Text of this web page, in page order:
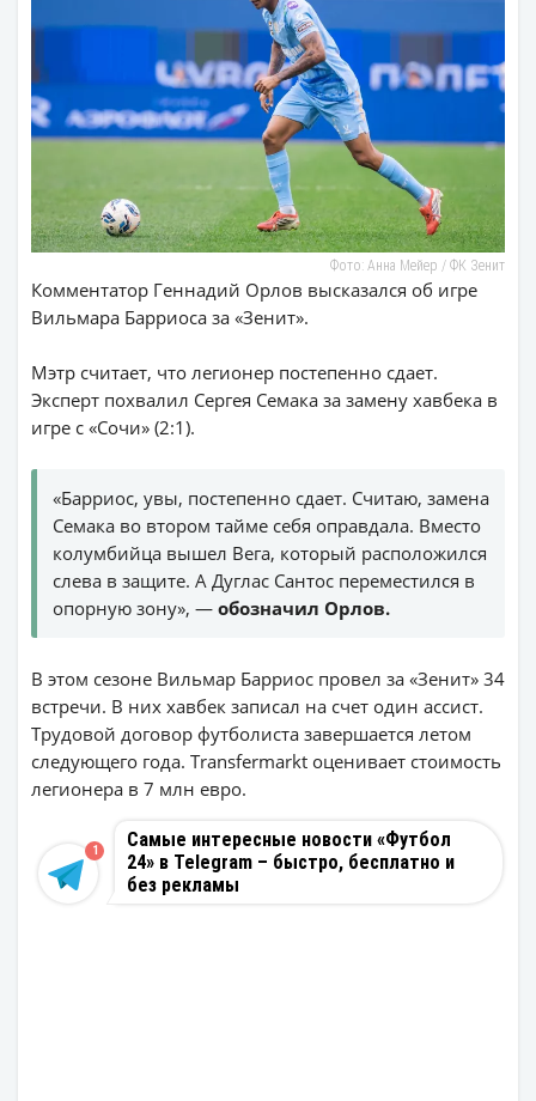
Фото: Анна Мейер / ФК Зенит
Комментатор Геннадий Орлов высказался об игре
Вильмара Барриоса за «Зенит».
Мэтр считает, что легионер постепенно сдает.
Эксперт похвалил Сергея Семака за замену хавбека в
игре с «Сочи» (2:1).
«Барриос, увы, постепенно сдает. Считаю, замена
Семака во втором тайме себя оправдала. Вместо
колумбийца вышел Вега, который расположился
слева в защите. А Дуглас Сантос переместился в
опорную зону», — обозначил Орлов.
В этом сезоне Вильмар Барриос провел за «Зенит» 34
встречи. В них хавбек записал на счет один ассист.
Трудовой договор футболиста завершается летом
следующего года. Transfermarkt оценивает стоимость
легионера в 7 млн евро.
Самые интересные новости «Футбол
24» в Telegram – быстро, бесплатно и
без рекламы
1